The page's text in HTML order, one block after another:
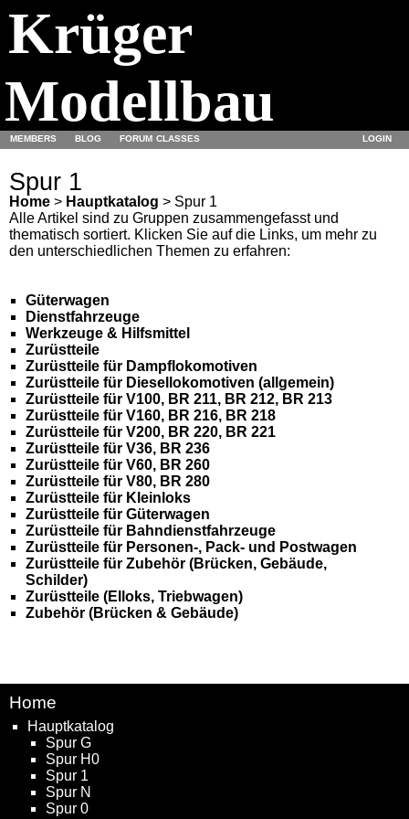
Krüger
Modellbau
MEMBERS BLOG FORUM CLASSES LOGIN
Spur 1
Home > Hauptkatalog > Spur 1
Alle Artikel sind zu Gruppen zusammengefasst und
thematisch sortiert. Klicken Sie auf die Links, um mehr zu
den unterschiedlichen Themen zu erfahren:
Güterwagen
Dienstfahrzeuge
Werkzeuge & Hilfsmittel
Zurüstteile
Zurüstteile für Dampflokomotiven
Zurüstteile für Diesellokomotiven (allgemein)
Zurüstteile für V100, BR 211, BR 212, BR 213
Zurüstteile für V160, BR 216, BR 218
Zurüstteile für V200, BR 220, BR 221
Zurüstteile für V36, BR 236
Zurüstteile für V60, BR 260
Zurüstteile für V80, BR 280
Zurüstteile für Kleinloks
Zurüstteile für Güterwagen
Zurüstteile für Bahndienstfahrzeuge
Zurüstteile für Personen-, Pack- und Postwagen
Zurüstteile für Zubehör (Brücken, Gebäude,
Schilder)
Zurüstteile (Elloks, Triebwagen)
Zubehör (Brücken & Gebäude)
Home
Hauptkatalog
Spur G
Spur H0
Spur 1
Spur N
Spur 0